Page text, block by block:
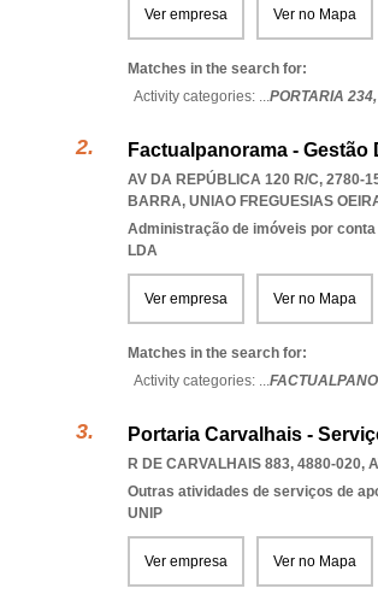
Ver empresa Ver no Mapa
Matches in the search for:
Activity categories: ...PORTARIA 234,
Factualpanorama -
AV DA REPÚBLICA 120 R/C, 2780-
BARRA, UNIAO FREGUESIAS
Administração de imóveis por conta
LDA
Ver empresa Ver no Mapa
Matches in the search for:
Activity categories: ...
Portaria Carvalhais -
R DE CARVALHAIS 883, 4880-020,
Outras atividades de serviços de
UNIP
Ver empresa Ver no Mapa